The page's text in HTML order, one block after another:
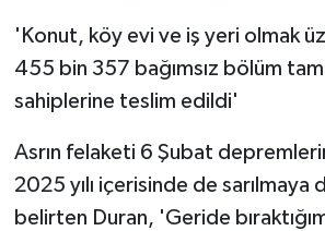
'Konut, köy evi ve iş yeri olmak
455 bin 357 bağımsız bölüm
sahiplerine teslim edildi'
Asrın felaketi 6 Şubat
2025 yılı içerisinde de sarılmaya
belirten Duran, 'Geride